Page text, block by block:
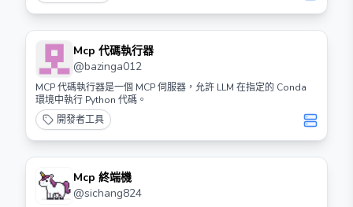
Mcp 代碼執行器
@bazinga012
MCP 代碼執行器是一個 MCP 伺服器，允許 LLM 在指定的 Conda
環境中執行 Python 代碼。
開發者工具
Mcp 終端機
@sichang824